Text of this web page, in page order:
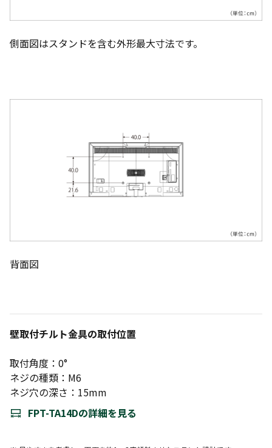
側面図はスタンドを含む外形最大寸法です。
背面図
壁取付チルト金具の取付位置
取付角度：0°
ネジの種類：M6
ネジ穴の深さ：15mm
FPT-TA14Dの詳細を見る